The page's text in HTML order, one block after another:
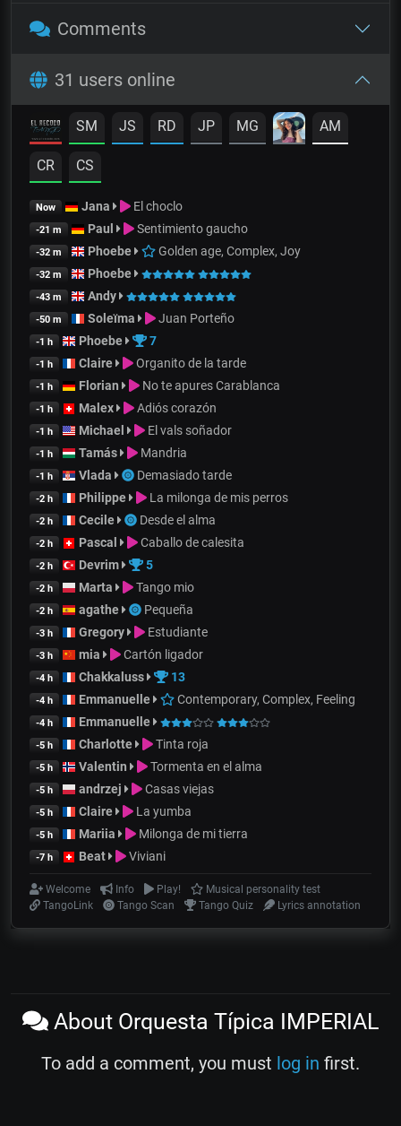
Comments
31 users online
SM JS RD JP MG AM
CR CS
Now Jana El choclo
-21 m Paul Sentimiento gaucho
-32 m Phoebe Golden age, Complex, Joy
-32 m Phoebe
-43 m Andy
-50 m Soleïma Juan Porteño
-1 h Phoebe 7
-1 h Claire Organito de la tarde
-1 h Florian No te apures Carablanca
-1 h Malex Adiós corazón
-1 h Michael El vals soñador
-1 h Tamás Mandria
-1 h Vlada Demasiado tarde
-2 h Philippe La milonga de mis perros
-2 h Cecile Desde el alma
-2 h Pascal Caballo de calesita
-2 h Devrim 5
-2 h Marta Tango mio
-2 h agathe Pequeña
-3 h Gregory Estudiante
-3 h mia Cartón ligador
-4 h Chakkaluss 13
-4 h Emmanuelle Contemporary, Complex, Feeling
-4 h Emmanuelle
-5 h Charlotte Tinta roja
-5 h Valentin Tormenta en el alma
-5 h andrzej Casas viejas
-5 h Claire La yumba
-5 h Mariia Milonga de mi tierra
-7 h Beat Viviani
Welcome Info Play!
Musical personality test
TangoLink
Tango Scan Tango Quiz Lyrics annotation
About Orquesta Típica IMPERIAL
To add a comment, you must log in first.